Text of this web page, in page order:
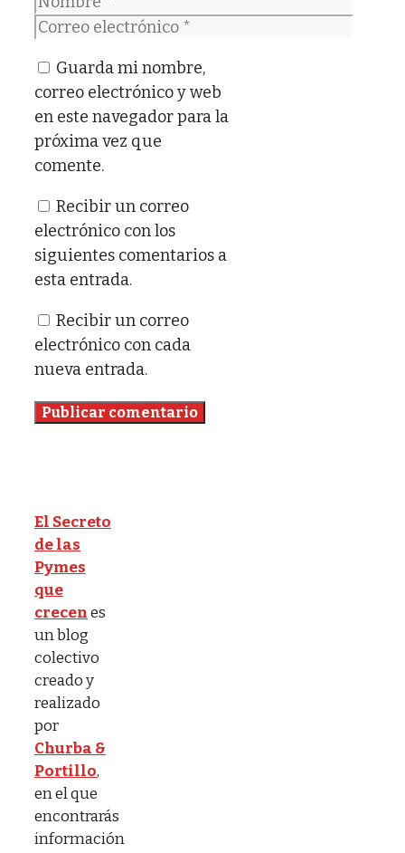
Correo
Guarda mi nombre,
correo electrónico y web
en este navegador para la
próxima vez que
comente.
Recibir un correo
electrónico con los
siguientes comentarios a
esta entrada.
Recibir un correo
electrónico con cada
nueva entrada.
El Secreto
de las
Pymes
que
crecenes
un blog
colectivo
creado y
realizado
por
Churba &
Portillo,
en el que
encontrarás
información